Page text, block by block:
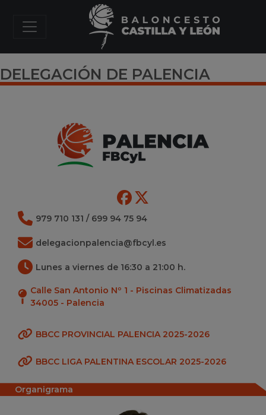
DELEGACIÓN DE PALENCIA
979 710 131 / 699 94 75 94
delegacionpalencia@fbcyl.es
Lunes a viernes de 16:30 a 21:00 h.
Calle San Antonio Nº 1 - Piscinas Climatizadas
34005 - Palencia
BBCC PROVINCIAL PALENCIA 2025-2026
BBCC LIGA PALENTINA ESCOLAR 2025-2026
Organigrama